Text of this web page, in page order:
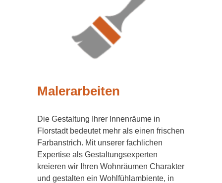
Malerarbeiten
Die Gestaltung Ihrer Innenräume in
Florstadt bedeutet mehr als einen frischen
Farbanstrich. Mit unserer fachlichen
Expertise als Gestaltungsexperten
kreieren wir Ihren Wohnräumen Charakter
und gestalten ein Wohlfühlambiente, in